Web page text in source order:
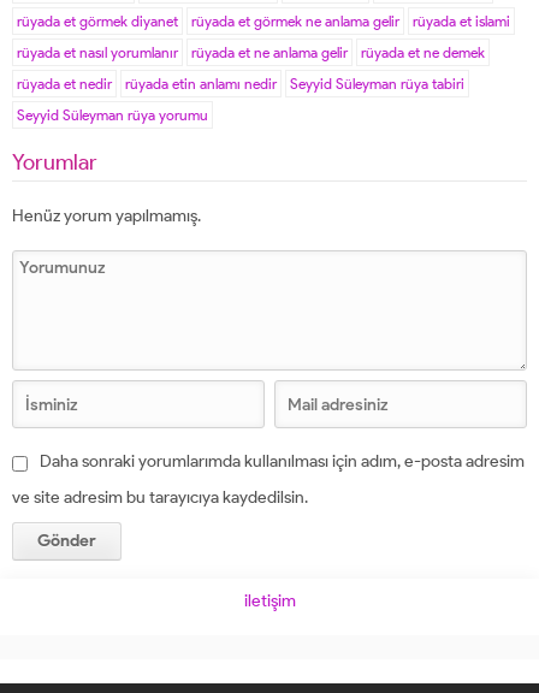
rüyada et görmek diyanet
rüyada et görmek ne anlama gelir
rüyada et islami
rüyada et nasıl yorumlanır
rüyada et ne anlama gelir
rüyada et ne demek
rüyada et nedir
rüyada etin anlamı nedir
Seyyid Süleyman rüya tabiri
Seyyid Süleyman rüya yorumu
Yorumlar
Henüz yorum yapılmamış.
Daha sonraki yorumlarımda kullanılması için adım, e-posta adresim
ve site adresim bu tarayıcıya kaydedilsin.
iletişim